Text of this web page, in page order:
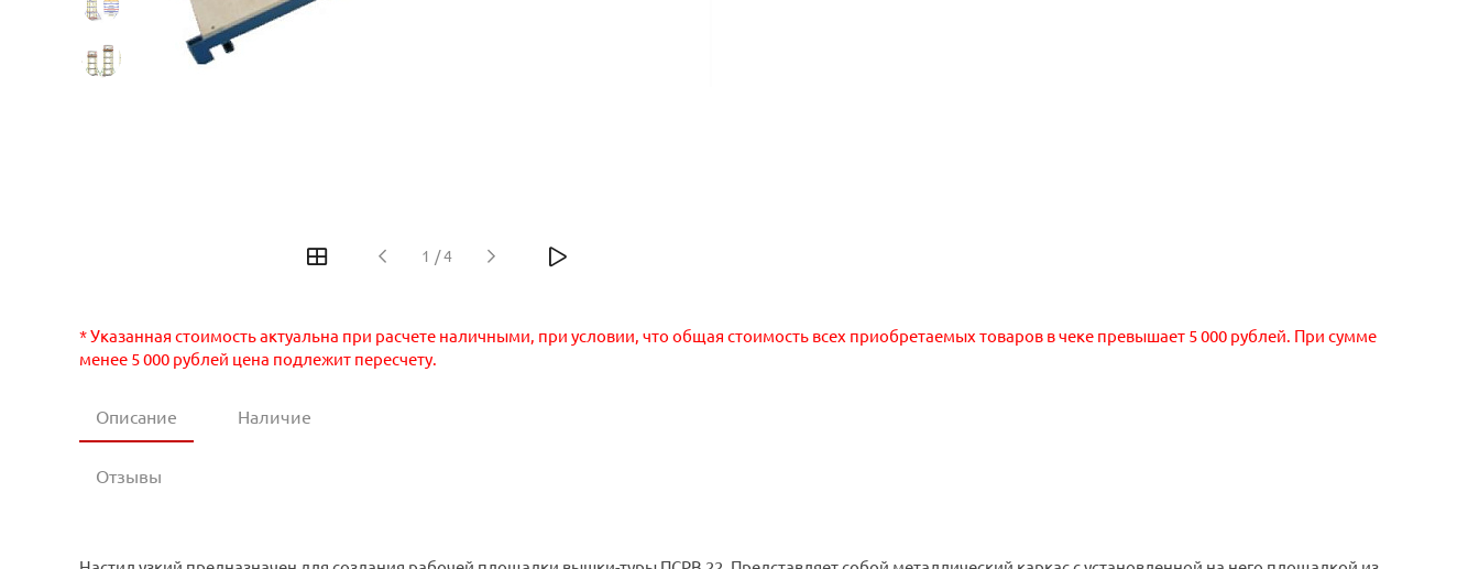
1 / 4
* Указанная стоимость актуальна при расчете наличными, при условии, что общая стоимость всех приобретаемых товаров в чеке превышает 5 000 рублей. При сумме
менее 5 000 рублей цена подлежит пересчету.
Описание Наличие
Отзывы